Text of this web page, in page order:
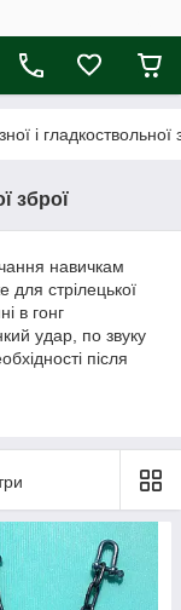
і гладкоствольної
зброї
навичкам
для стрілецької
в гонг
удар, по звуку
після
сотень
зі звичайним
5,45х39 ПС,
30-06